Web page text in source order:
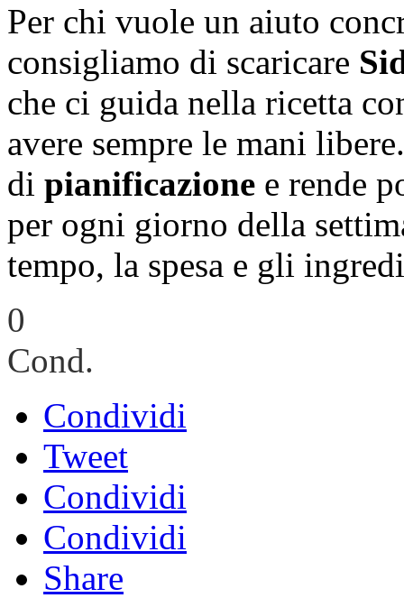
Per chi vuole un aiuto
consigliamo di scaricare
che ci guida nella ricetta
avere sempre le mani
di pianificazione e rende
per ogni giorno della
tempo, la spesa e gli
0
Cond.
Condividi
Tweet
Condividi
Condividi
Share